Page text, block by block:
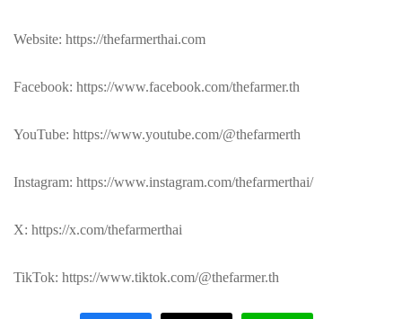
Website: https://thefarmerthai.com
Facebook: https://www.facebook.com/thefarmer.th
YouTube: https://www.youtube.com/@thefarmerth
Instagram: https://www.instagram.com/thefarmerthai/
X: https://x.com/thefarmerthai
TikTok: https://www.tiktok.com/@thefarmer.th